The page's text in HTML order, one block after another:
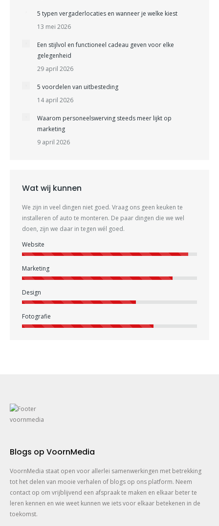
5 typen vergaderlocaties en wanneer je welke kiest
13 mei 2026
Een stijlvol en functioneel cadeau geven voor elke
gelegenheid
29 april 2026
5 voordelen van uitbesteding
14 april 2026
Waarom personeelswerving steeds meer lijkt op
marketing
9 april 2026
Wat wij kunnen
We zijn in veel dingen niet goed. Vraag ons geen keuken te
installeren of auto te monteren. De paar dingen die we wel
doen, zijn we daar in tegen wél goed.
Website
Marketing
Design
Fotografie
Blogs op VoornMedia
VoornMedia staat open voor allerlei samenwerkingen met betrekking
tot het delen van mooie verhalen of blogs op ons platform. Neem
contact op om vrijblijvend een afspraak te maken en elkaar beter te
leren kennen en wie weet kunnen we iets voor elkaar betekenen in de
toekomst.